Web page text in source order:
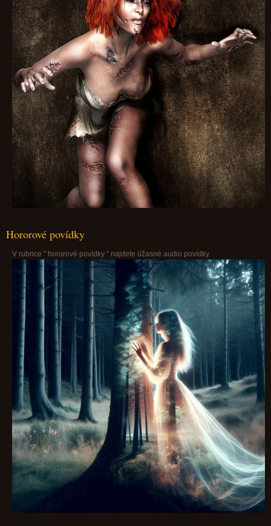
Hororové povídky
V rubrice " hororové povídky " najdete úžasné audio povídky.